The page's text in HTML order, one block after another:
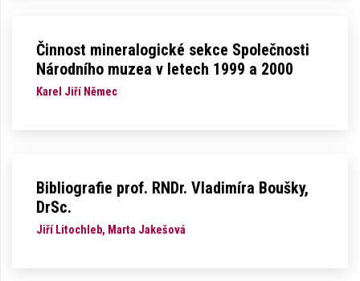
Činnost mineralogické sekce Společnosti
Národního muzea v letech 1999 a 2000
Karel Jiří Němec
Bibliografie prof. RNDr. Vladimíra Boušky,
DrSc.
Jiří Litochleb, Marta Jakešová